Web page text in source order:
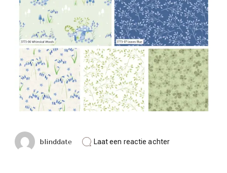
blinddate Laat een reactie achterop